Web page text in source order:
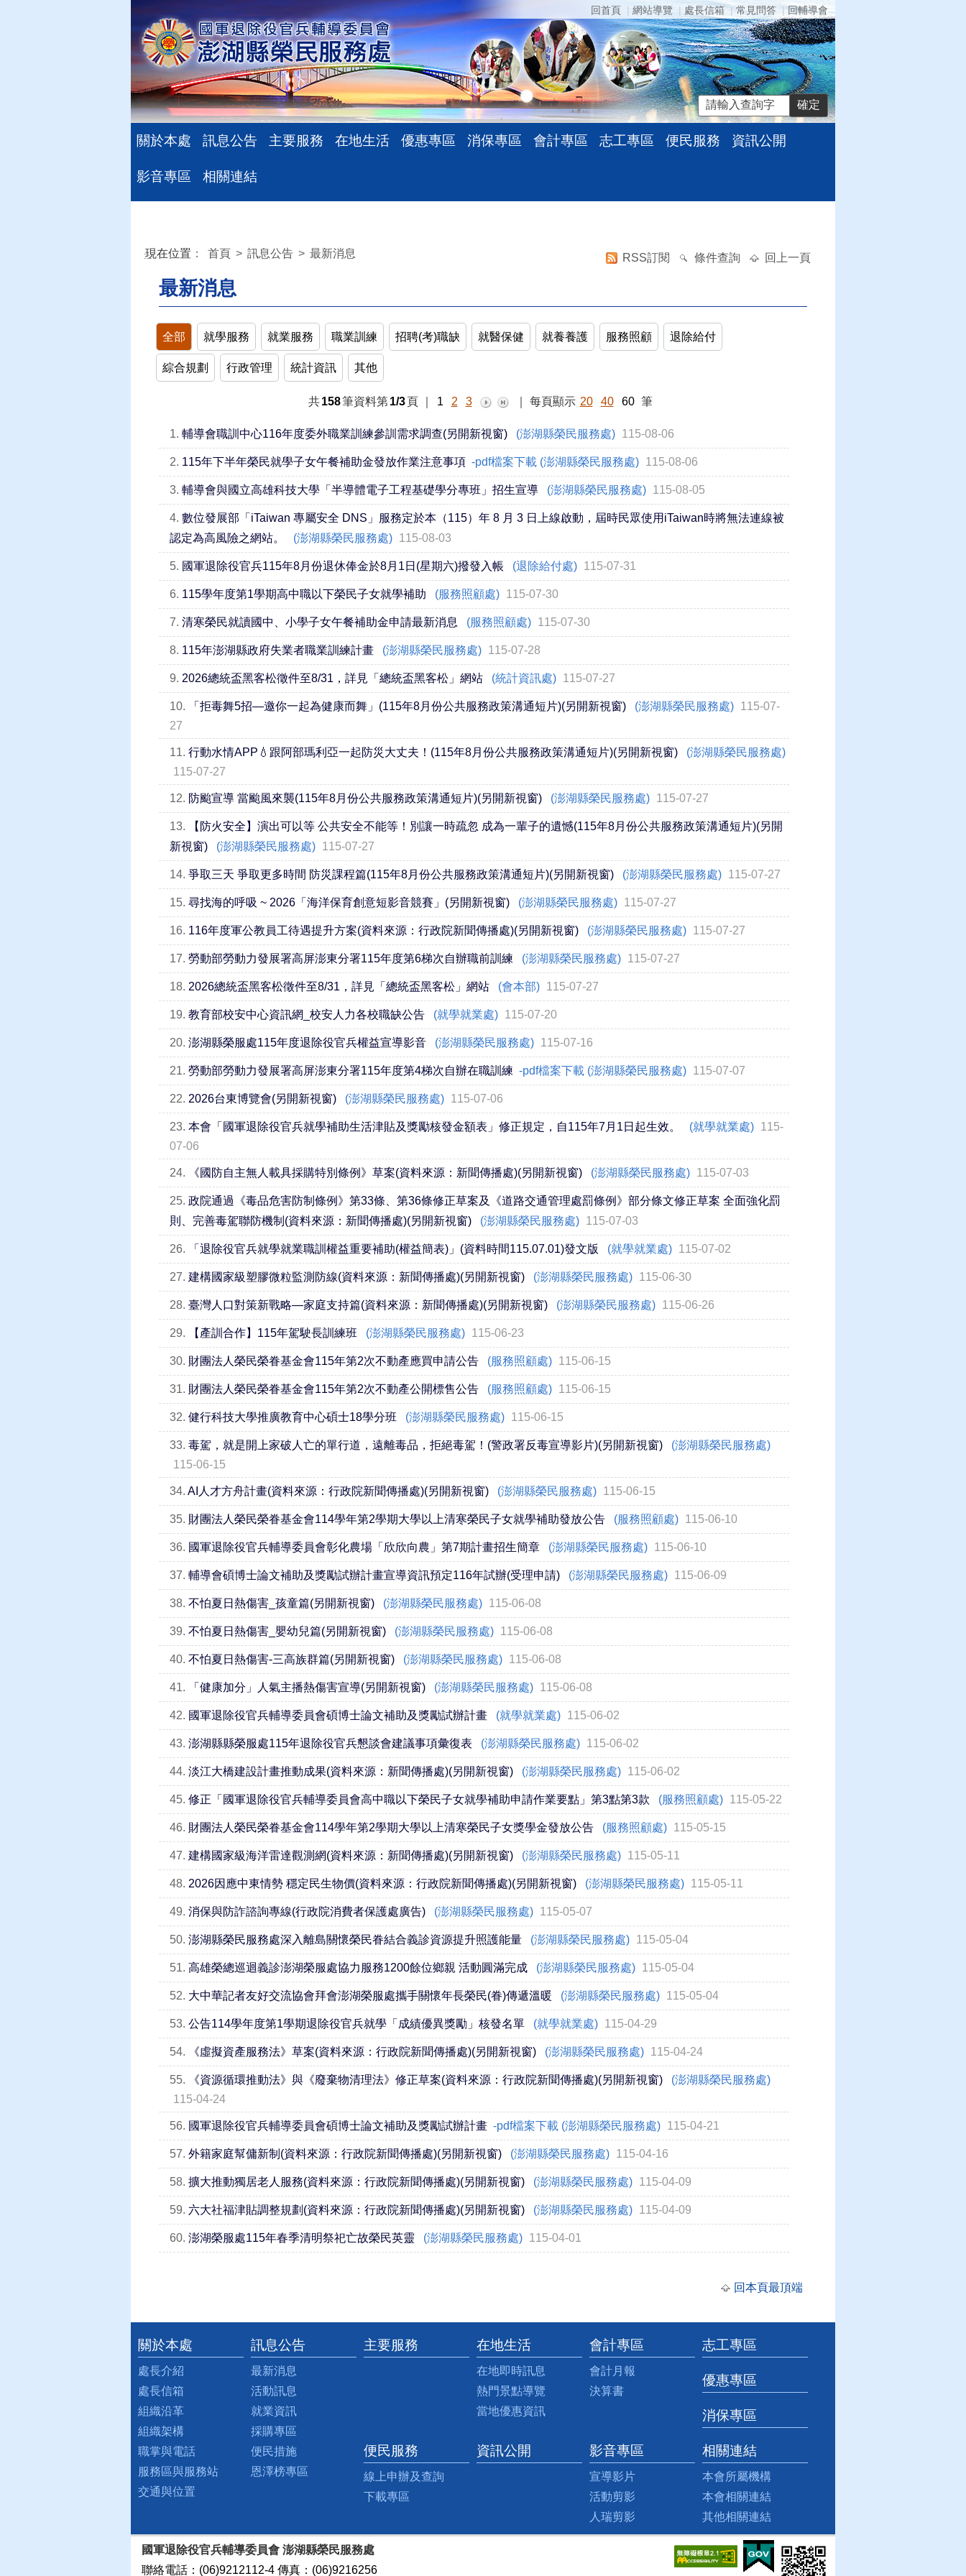
回首頁 網站導覽 處長信箱 常見問答 回輔導會
關於本處 訊息公告 主要服務 在地生活 優惠專區 消保專區 會計專區 志工專區 便民服務 資訊公開
影音專區 相關連結
:::
現在位置 ： 首頁 > 訊息公告 > 最新消息 RSS訂閱 條件查詢 回上一頁
最新消息
全部 就學服務 就業服務 職業訓練 招聘(考)職缺 就醫保健 就養養護 服務照顧 退除給付
綜合規劃 行政管理 統計資訊 其他
共 158筆資料第 1/3 頁 1 2 3 每頁顯示 20 40 60 筆
1. 輔導會職訓中心116年度委外職業訓練參訓需求調查(另開新視窗) (澎湖縣榮民服務處) 115-08-06
2. 115年下半年榮民就學子女午餐補助金發放作業注意事項 -pdf檔案下載 (澎湖縣榮民服務處) 115-08-06
3. 輔導會與國立高雄科技大學「半導體電子工程基礎學分專班」招生宣導 (澎湖縣榮民服務處) 115-08-05
4. 數位發展部「iTaiwan 專屬安全 DNS」服務定於本（115）年 8 月 3 日上線啟動，屆時民眾使用iTaiwan時將無法連線被
認定為高風險之網站。
(澎湖縣榮民服務處) 115-08-03
5. 國軍退除役官兵115年8月份退休俸金於8月1日(星期六)撥發入帳 (退除給付處) 115-07-31
6. 115學年度第1學期高中職以下榮民子女就學補助 (服務照顧處) 115-07-30
7. 清寒榮民就讀國中、小學子女午餐補助金申請最新消息 (服務照顧處) 115-07-30
8. 115年澎湖縣政府失業者職業訓練計畫 (澎湖縣榮民服務處) 115-07-28
9. 2026總統盃黑客松徵件至8/31，詳見「總統盃黑客松」網站 (統計資訊處) 115-07-27
10. 「拒毒舞5招—邀你一起為健康而舞」(115年8月份公共服務政策溝通短片)(另開新視窗) (澎湖縣榮民服務處) 115-07-
27
11. 行動水情APP💧跟阿部瑪利亞一起防災大丈夫！(115年8月份公共服務政策溝通短片)(另開新視窗)
(澎湖縣榮民服務處)
115-07-27
12. 防颱宣導 當颱風來襲(115年8月份公共服務政策溝通短片)(另開新視窗) (澎湖縣榮民服務處) 115-07-27
13.
【防火安全】演出可以等 公共安全不能等！別讓一時疏忽 成為一輩子的遺憾(115年8月份公共服務政策溝通短片)(另開
新視窗)
(澎湖縣榮民服務處) 115-07-27
14. 爭取三天 爭取更多時間 防災課程篇(115年8月份公共服務政策溝通短片)(另開新視窗) (澎湖縣榮民服務處) 115-07-27
15. 尋找海的呼吸 ~ 2026「海洋保育創意短影音競賽」(另開新視窗) (澎湖縣榮民服務處) 115-07-27
16. 116年度軍公教員工待遇提升方案(資料來源：行政院新聞傳播處)(另開新視窗) (澎湖縣榮民服務處) 115-07-27
17. 勞動部勞動力發展署高屏澎東分署115年度第6梯次自辦職前訓練 (澎湖縣榮民服務處) 115-07-27
18. 2026總統盃黑客松徵件至8/31，詳見「總統盃黑客松」網站 (會本部) 115-07-27
19. 教育部校安中心資訊網_校安人力各校職缺公告 (就學就業處) 115-07-20
20. 澎湖縣榮服處115年度退除役官兵權益宣導影音 (澎湖縣榮民服務處) 115-07-16
21. 勞動部勞動力發展署高屏澎東分署115年度第4梯次自辦在職訓練 -pdf檔案下載 (澎湖縣榮民服務處) 115-07-07
22. 2026台東博覽會(另開新視窗) (澎湖縣榮民服務處) 115-07-06
23. 本會「國軍退除役官兵就學補助生活津貼及獎勵核發金額表」修正規定，自115年7月1日起生效。 (就學就業處) 115-
07-06
24. 《國防自主無人載具採購特別條例》草案(資料來源：新聞傳播處)(另開新視窗) (澎湖縣榮民服務處) 115-07-03
25. 政院通過《毒品危害防制條例》第33條、第36條修正草案及《道路交通管理處罰條例》部分條文修正草案 全面強化罰
則、完善毒駕聯防機制(資料來源：新聞傳播處)(另開新視窗)
(澎湖縣榮民服務處) 115-07-03
26. 「退除役官兵就學就業職訓權益重要補助(權益簡表)」(資料時間115.07.01)發文版 (就學就業處) 115-07-02
27. 建構國家級塑膠微粒監測防線(資料來源：新聞傳播處)(另開新視窗) (澎湖縣榮民服務處) 115-06-30
28. 臺灣人口對策新戰略—家庭支持篇(資料來源：新聞傳播處)(另開新視窗) (澎湖縣榮民服務處) 115-06-26
29. 【產訓合作】115年駕駛長訓練班 (澎湖縣榮民服務處) 115-06-23
30. 財團法人榮民榮眷基金會115年第2次不動產應買申請公告 (服務照顧處) 115-06-15
31. 財團法人榮民榮眷基金會115年第2次不動產公開標售公告 (服務照顧處) 115-06-15
32. 健行科技大學推廣教育中心碩士18學分班 (澎湖縣榮民服務處) 115-06-15
33. 毒駕，就是開上家破人亡的單行道，遠離毒品，拒絕毒駕！(警政署反毒宣導影片)(另開新視窗)
(澎湖縣榮民服務處)
115-06-15
34. AI人才方舟計畫(資料來源：行政院新聞傳播處)(另開新視窗) (澎湖縣榮民服務處) 115-06-15
35. 財團法人榮民榮眷基金會114學年第2學期大學以上清寒榮民子女就學補助發放公告 (服務照顧處) 115-06-10
36. 國軍退除役官兵輔導委員會彰化農場「欣欣向農」第7期計畫招生簡章 (澎湖縣榮民服務處) 115-06-10
37. 輔導會碩博士論文補助及獎勵試辦計畫宣導資訊預定116年試辦(受理申請) (澎湖縣榮民服務處) 115-06-09
38. 不怕夏日熱傷害_孩童篇(另開新視窗) (澎湖縣榮民服務處) 115-06-08
39. 不怕夏日熱傷害_嬰幼兒篇(另開新視窗) (澎湖縣榮民服務處) 115-06-08
40. 不怕夏日熱傷害-三高族群篇(另開新視窗) (澎湖縣榮民服務處) 115-06-08
41. 「健康加分」人氣主播熱傷害宣導(另開新視窗) (澎湖縣榮民服務處) 115-06-08
42. 國軍退除役官兵輔導委員會碩博士論文補助及獎勵試辦計畫 (就學就業處) 115-06-02
43. 澎湖縣縣榮服處115年退除役官兵懇談會建議事項彙復表 (澎湖縣榮民服務處) 115-06-02
44. 淡江大橋建設計畫推動成果(資料來源：新聞傳播處)(另開新視窗) (澎湖縣榮民服務處) 115-06-02
45. 修正「國軍退除役官兵輔導委員會高中職以下榮民子女就學補助申請作業要點」第3點第3款 (服務照顧處) 115-05-22
46. 財團法人榮民榮眷基金會114學年第2學期大學以上清寒榮民子女獎學金發放公告 (服務照顧處) 115-05-15
47. 建構國家級海洋雷達觀測網(資料來源：新聞傳播處)(另開新視窗) (澎湖縣榮民服務處) 115-05-11
48. 2026因應中東情勢 穩定民生物價(資料來源：行政院新聞傳播處)(另開新視窗) (澎湖縣榮民服務處) 115-05-11
49. 消保與防詐諮詢專線(行政院消費者保護處廣告) (澎湖縣榮民服務處) 115-05-07
50. 澎湖縣榮民服務處深入離島關懷榮民眷結合義診資源提升照護能量 (澎湖縣榮民服務處) 115-05-04
51. 高雄榮總巡迴義診澎湖榮服處協力服務1200餘位鄉親 活動圓滿完成 (澎湖縣榮民服務處) 115-05-04
52. 大中華記者友好交流協會拜會澎湖榮服處攜手關懷年長榮民(眷)傳遞溫暖 (澎湖縣榮民服務處) 115-05-04
53. 公告114學年度第1學期退除役官兵就學「成績優異獎勵」核發名單 (就學就業處) 115-04-29
54. 《虛擬資產服務法》草案(資料來源：行政院新聞傳播處)(另開新視窗) (澎湖縣榮民服務處) 115-04-24
55. 《資源循環推動法》與《廢棄物清理法》修正草案(資料來源：行政院新聞傳播處)(另開新視窗)
(澎湖縣榮民服務處)
115-04-24
56. 國軍退除役官兵輔導委員會碩博士論文補助及獎勵試辦計畫 -pdf檔案下載 (澎湖縣榮民服務處) 115-04-21
57. 外籍家庭幫傭新制(資料來源：行政院新聞傳播處)(另開新視窗) (澎湖縣榮民服務處) 115-04-16
58. 擴大推動獨居老人服務(資料來源：行政院新聞傳播處)(另開新視窗) (澎湖縣榮民服務處) 115-04-09
59. 六大社福津貼調整規劃(資料來源：行政院新聞傳播處)(另開新視窗) (澎湖縣榮民服務處) 115-04-09
60. 澎湖榮服處115年春季清明祭祀亡故榮民英靈 (澎湖縣榮民服務處) 115-04-01
回本頁最頂端
:::
關於本處
處長介紹
處長信箱
組織沿革
組織架構
職掌與電話
服務區與服務站
交通與位置
訊息公告
最新消息
活動訊息
就業資訊
採購專區
便民措施
恩澤榜專區
主要服務 在地生活
在地即時訊息
熱門景點導覽
當地優惠資訊
會計專區
會計月報
決算書
志工專區
優惠專區
消保專區
便民服務
線上申辦及查詢
下載專區
資訊公開 影音專區
宣導影片
活動剪影
人瑞剪影
相關連結
本會所屬機構
本會相關連結
其他相關連結
國軍退除役官兵輔導委員會 澎湖縣榮民服務處
聯絡電話：(06)9212112-4 傳真：(06)9216256